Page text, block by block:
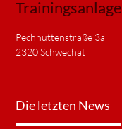
Trainingsanlage
Pechhüttenstraße 3a
2320 Schwechat
Die letzten News